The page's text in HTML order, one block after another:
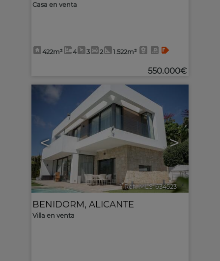
Casa en venta
422m² 4 3 2 1.522m²
550.000€
< >
Ref.. MLS-634523 🔗
BENIDORM, ALICANTE
Villa en venta